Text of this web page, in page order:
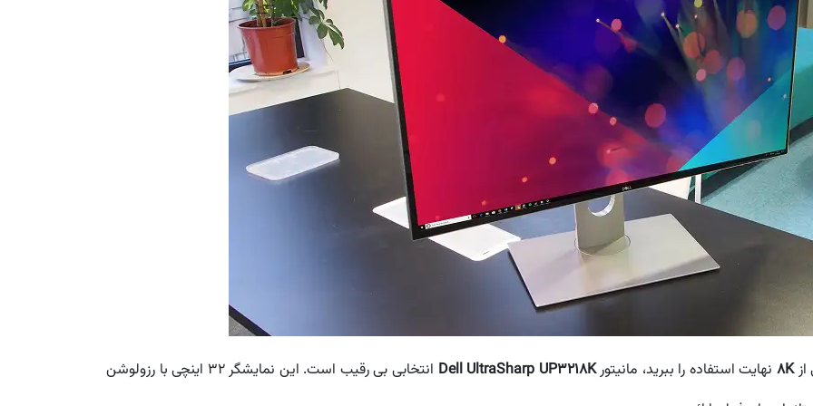
8K نهایت استفاده را ببرید، مانیتورDell UltraSharp UP3218K انتخابی بی رقیب است. این نمایشگر ۳۲ اینچی با رزولوشن